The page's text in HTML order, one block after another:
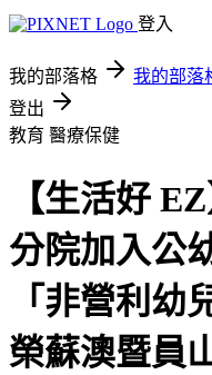
登入
我的部落格 我的部落
登出
教育 醫療保健
【生活好
分院加入公
「非營利幼
榮蘇澳暨員